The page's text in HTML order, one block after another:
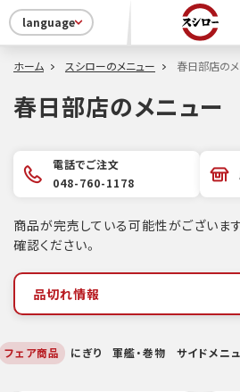
language
ホーム スシローのメニュー 春日部店の
春日部店のメニュー
電話でご注文
048-760-1178
商品が完売している可能性がございま
確認ください。
品切れ情報
フェア商品 にぎり 軍艦・巻物 サイドメニ